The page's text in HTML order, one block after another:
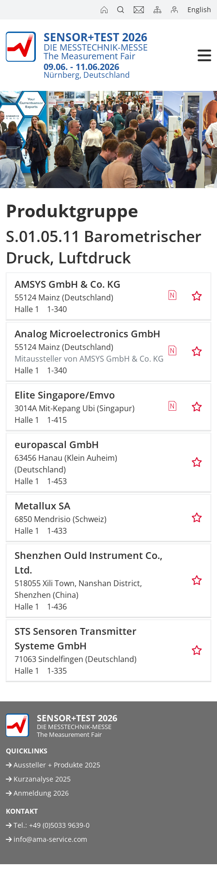
English
SENSOR+TEST 2026
DIE MESSTECHNIK-MESSE
The Measurement Fair
09.06. - 11.06.2026
Nürnberg, Deutschland
Produktgruppe
S.01.05.11 Barometrischer
Druck, Luftdruck
AMSYS GmbH & Co. KG
55124 Mainz (Deutschland)
Halle 1
1-340
Analog Microelectronics GmbH
55124 Mainz (Deutschland)
Mitaussteller von AMSYS GmbH & Co. KG
Halle 1
1-340
Elite Singapore/Emvo
3014A Mit-Kepang Ubi (Singapur)
Halle 1
1-415
europascal GmbH
63456 Hanau (Klein Auheim)
(Deutschland)
Halle 1
1-453
Metallux SA
6850 Mendrisio (Schweiz)
Halle 1
1-433
Shenzhen Ould Instrument Co.,
Ltd.
518055 Xili Town, Nanshan District,
Shenzhen (China)
Halle 1
1-436
STS Sensoren Transmitter
Systeme GmbH
71063 Sindelfingen (Deutschland)
Halle 1
1-335
SENSOR+TEST 2026
DIE MESSTECHNIK-MESSE
The Measurement Fair
QUICKLINKS
Aussteller + Produkte 2025
Kurzanalyse 2025
Anmeldung 2026
KONTAKT
Tel.: +49 (0)5033 9639-0
info@ama-service.com